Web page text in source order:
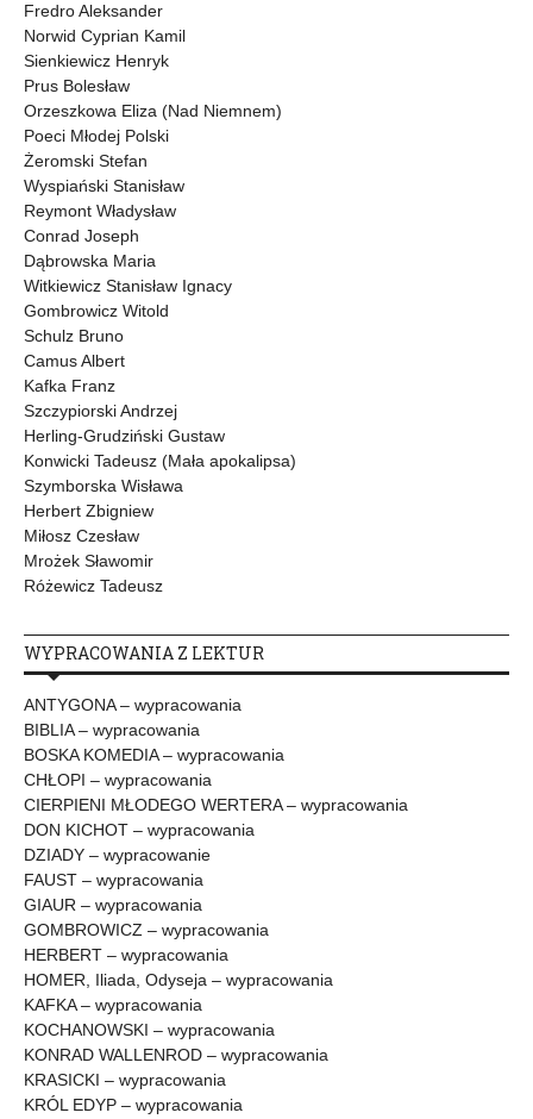
Fredro Aleksander
Norwid Cyprian Kamil
Sienkiewicz Henryk
Prus Bolesław
Orzeszkowa Eliza (Nad Niemnem)
Poeci Młodej Polski
Żeromski Stefan
Wyspiański Stanisław
Reymont Władysław
Conrad Joseph
Dąbrowska Maria
Witkiewicz Stanisław Ignacy
Gombrowicz Witold
Schulz Bruno
Camus Albert
Kafka Franz
Szczypiorski Andrzej
Herling-Grudziński Gustaw
Konwicki Tadeusz (Mała apokalipsa)
Szymborska Wisława
Herbert Zbigniew
Miłosz Czesław
Mrożek Sławomir
Różewicz Tadeusz
WYPRACOWANIA Z LEKTUR
ANTYGONA – wypracowania
BIBLIA – wypracowania
BOSKA KOMEDIA – wypracowania
CHŁOPI – wypracowania
CIERPIENI MŁODEGO WERTERA – wypracowania
DON KICHOT – wypracowania
DZIADY – wypracowanie
FAUST – wypracowania
GIAUR – wypracowania
GOMBROWICZ – wypracowania
HERBERT – wypracowania
HOMER, Iliada, Odyseja – wypracowania
KAFKA – wypracowania
KOCHANOWSKI – wypracowania
KONRAD WALLENROD – wypracowania
KRASICKI – wypracowania
KRÓL EDYP – wypracowania